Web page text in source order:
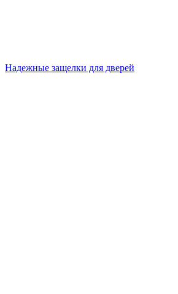
Надежные защелки для дверей